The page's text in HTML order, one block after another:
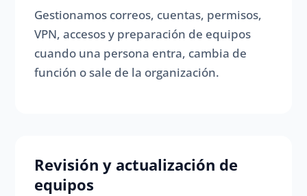
Gestionamos correos, cuentas, permisos,
VPN, accesos y preparación de equipos
cuando una persona entra, cambia de
función o sale de la organización.
Revisión y actualización de
equipos